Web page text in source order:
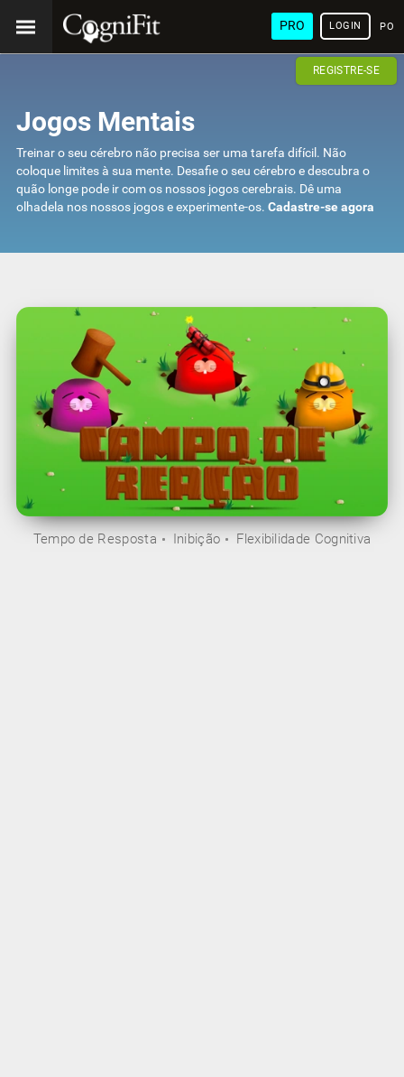
PRO LOGIN
REGISTRE-SE
Jogos Mentais
Treinar o seu cérebro não precisa ser uma tarefa difícil. Não
coloque limites à sua mente. Desafie o seu cérebro e descubra o
quão longe pode ir com os nossos jogos cerebrais. Dê uma
olhadela nos nossos jogos e experimente-os. Cadastre-se agora
Tempo de Resposta Inibição Flexibilidade Cognitiva